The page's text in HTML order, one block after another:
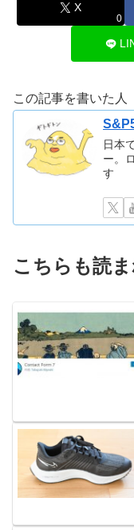
X
0
この記事を書いた人
日本
ー。
す
こちらも読